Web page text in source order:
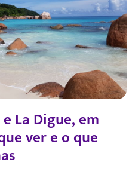
La Digue, em
ver e o que